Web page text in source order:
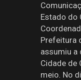
Estado do
Prefeitura
assumiu a
Cidade de
meio. No